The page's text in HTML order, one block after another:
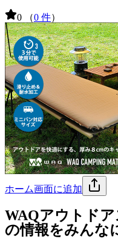
0 （0 件）
ホーム画面に追加
WAQアウトド
の情報をみんな